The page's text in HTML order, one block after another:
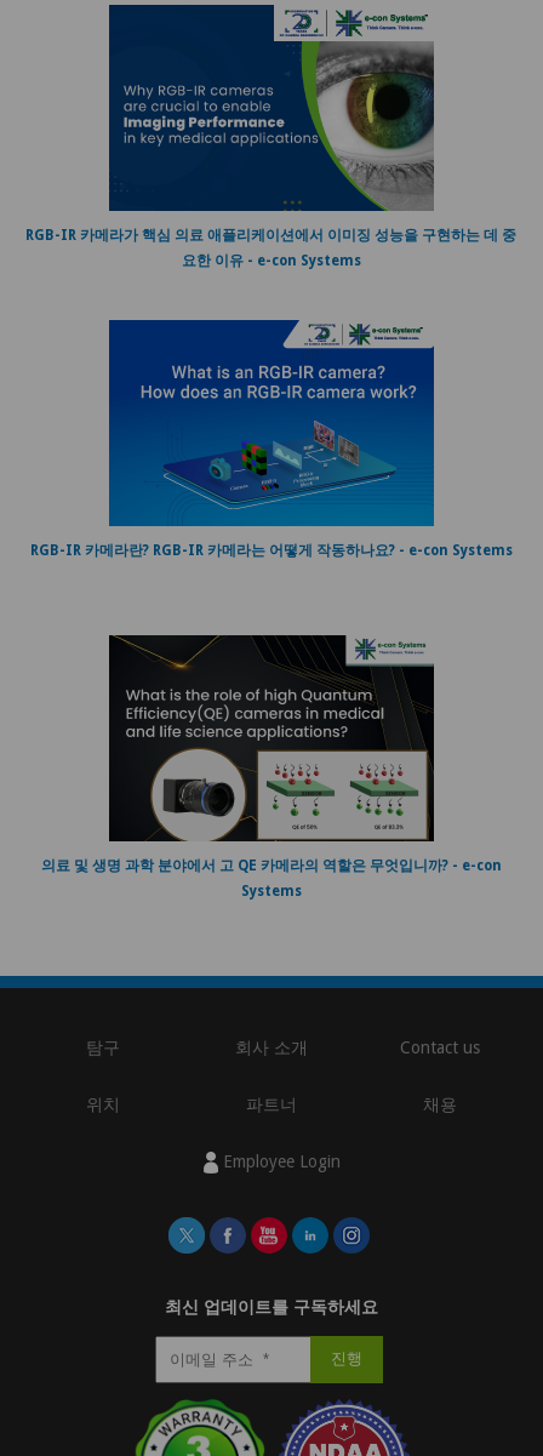
RGB-IR 카메라가 핵심 의료 애플리케이션에서 이미징 성능을 구현하는 데 중
요한 이유 - e-con Systems
RGB-IR 카메라란? RGB-IR 카메라는 어떻게 작동하나요? - e-con Systems
의료 및 생명 과학 분야에서 고 QE 카메라의 역할은 무엇입니까? - e-con
Systems
탐구 회사 소개 Contact us
위치 파트너 채용
Employee Login
최신 업데이트를 구독하세요